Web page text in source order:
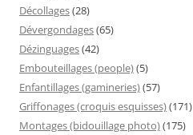
Décollages(28)
Dévergondages(65)
Dézinguages(42)
Embouteillages (people)(5)
Enfantillages (gamineries)(57)
Griffonages (croquis esquisses)(171)
Montages (bidouillage photo)(175)